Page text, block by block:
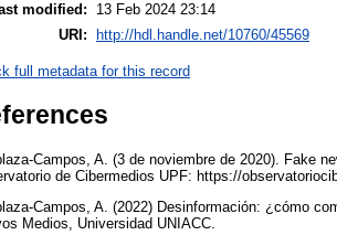
modified:
13 Feb 2024 23:14
URI:
http://hdl.handle.net/10760/45569
full metadata for this record
Campos, A. (3 de noviembre de 2020). Fake
de Cibermedios UPF: https://
Campos, A. (2022) Desinformación: ¿cómo
Medios, Universidad UNIACC.